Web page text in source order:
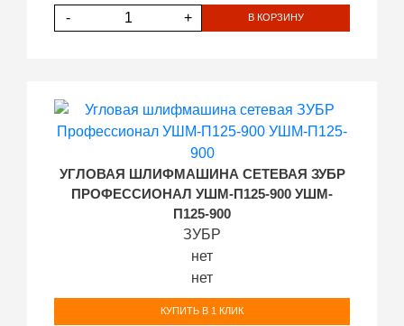
- + В КОРЗИНУ
УГЛОВАЯ ШЛИФМАШИНА СЕТЕВАЯ ЗУБР
ПРОФЕССИОНАЛ УШМ-П125-900 УШМ-
П125-900
ЗУБР
нет
нет
КУПИТЬ В 1 КЛИК